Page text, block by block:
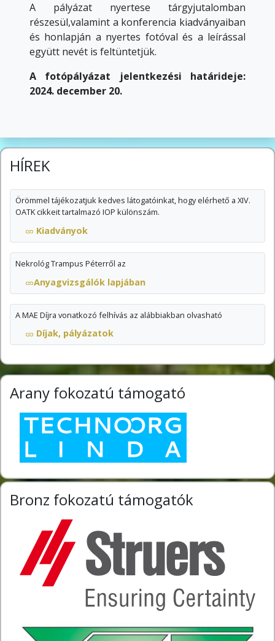
HÍREK
Örömmel tájékozatjuk kedves látogatóinkat, hogy elérhető a XIV.
OATK cikkeit tartalmazó IOP különszám.
Kiadványok
Nekrológ Trampus Péterről az
Anyagvizsgálók lapjában
A MAE Díjra vonatkozó felhívás az alábbiakban olvasható
Díjak, pályázatok
Arany fokozatú támogató
Bronz fokozatú támogatók
A pályázat nyertese tárgyjutalomban
részesül,valamint a konferencia kiadványaiban
és honlapján a nyertes fotóval és a leírással
együtt nevét is feltüntetjük.
A fotópályázat jelentkezési határideje:
2024. december 20.